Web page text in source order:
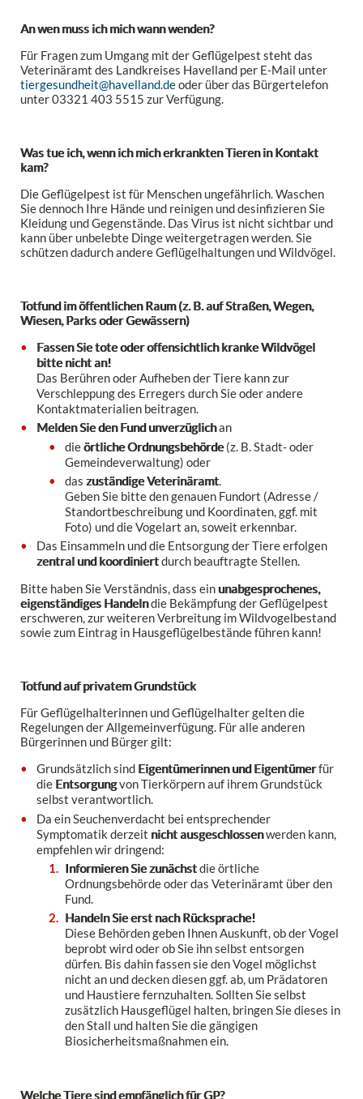
An wen muss ich mich wann wenden?
Für Fragen zum Umgang mit der Geflügelpest steht das
Veterinäramt des Landkreises Havelland per E-Mail unter
tiergesundheit@havelland.deoder über das Bürgertelefon
unter 03321 403 5515 zur Verfügung.
Was tue ich, wenn ich mich erkrankten Tieren in Kontakt
kam?
Die Geflügelpest ist für Menschen ungefährlich. Waschen
Sie dennoch Ihre Hände und reinigen und desinfizieren Sie
Kleidung und Gegenstände. Das Virus ist nicht sichtbar und
kann über unbelebte Dinge weitergetragen werden. Sie
schützen dadurch andere Geflügelhaltungen und Wildvögel.
Totfund im öffentlichen Raum (z. B. auf Straßen, Wegen,
Wiesen, Parks oder Gewässern)
Fassen Sie tote oder offensichtlich kranke Wildvögel
bitte nicht an!
Das Berühren oder Aufheben der Tiere kann zur
Verschleppung des Erregers durch Sie oder andere
Kontaktmaterialien beitragen.
Melden Sie den Fund unverzüglichan
dieörtliche Ordnungsbehörde(z. B. Stadt- oder
Gemeindeverwaltung) oder
daszuständige Veterinäramt.
Geben Sie bitte den genauen Fundort (Adresse /
Standortbeschreibung und Koordinaten, ggf. mit
Foto) und die Vogelart an, soweit erkennbar.
Das Einsammeln und die Entsorgung der Tiere erfolgen
zentral und koordiniertdurch beauftragte Stellen.
Bitte haben Sie Verständnis, dass ein unabgesprochenes,
eigenständiges Handelndie Bekämpfung der Geflügelpest
erschweren, zur weiteren Verbreitung im Wildvogelbestand
sowie zum Eintrag in Hausgeflügelbestände führen kann!
Totfund auf privatem Grundstück
Für Geflügelhalterinnen und Geflügelhalter gelten die
Regelungen der Allgemeinverfügung. Für alle anderen
Bürgerinnen und Bürger gilt:
Grundsätzlich sind Eigentümerinnen und Eigentümerfür
die Entsorgungvon Tierkörpern auf ihrem Grundstück
selbst verantwortlich.
Da ein Seuchenverdacht bei entsprechender
Symptomatik derzeit nicht ausgeschlossenwerden kann,
empfehlen wir dringend:
Informieren Sie zunächstdie örtliche
Ordnungsbehörde oder das Veterinäramt über den
Fund.
Handeln Sie erst nach Rücksprache!
Diese Behörden geben Ihnen Auskunft, ob der Vogel
beprobt wird oder ob Sie ihn selbst entsorgen
dürfen. Bis dahin fassen sie den Vogel möglichst
nicht an und decken diesen ggf. ab, um Prädatoren
und Haustiere fernzuhalten. Sollten Sie selbst
zusätzlich Hausgeflügel halten, bringen Sie dieses in
den Stall und halten Sie die gängigen
Biosicherheitsmaßnahmen ein.
Welche Tiere sind empfänglich für GP?